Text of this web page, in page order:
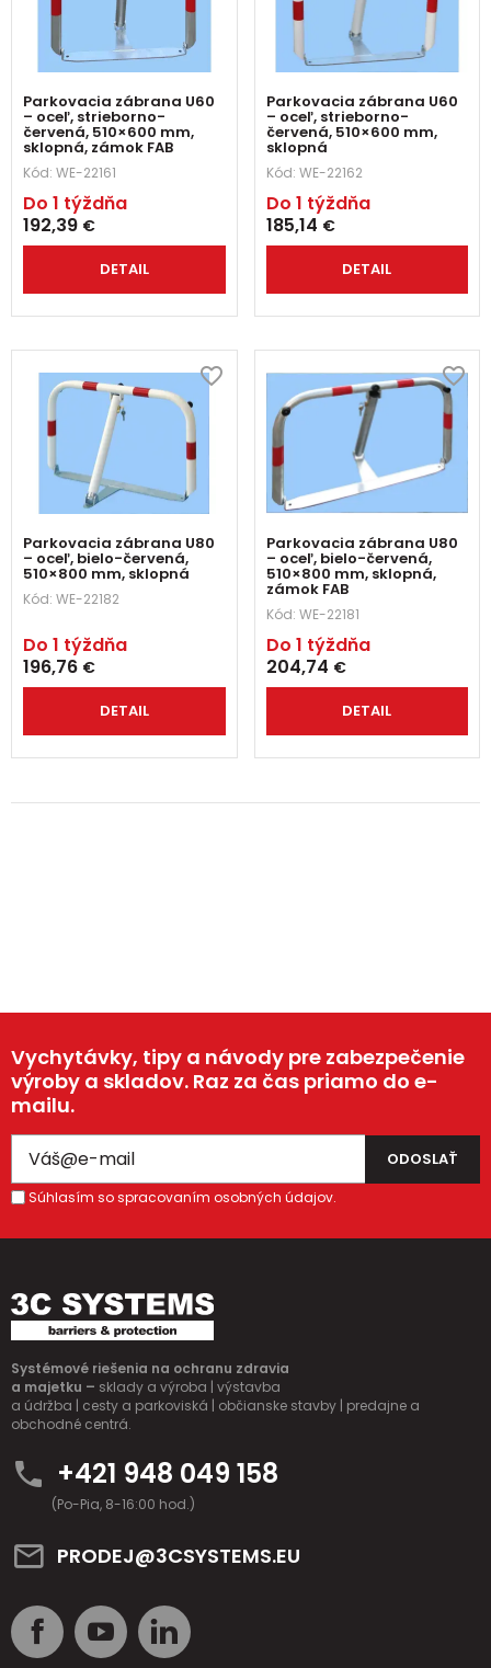
Parkovacia zábrana U60
– oceľ, strieborno-
červená, 510×600 mm,
sklopná, zámok FAB
Kód: WE-22161
Do 1 týždňa
192,39 €
DETAIL
Parkovacia zábrana U60
– oceľ, strieborno-
červená, 510×600 mm,
sklopná
Kód: WE-22162
Do 1 týždňa
185,14 €
DETAIL
Parkovacia zábrana U80
– oceľ, bielo-červená,
510×800 mm, sklopná
Kód: WE-22182
Do 1 týždňa
196,76 €
DETAIL
Parkovacia zábrana U80
– oceľ, bielo-červená,
510×800 mm, sklopná,
zámok FAB
Kód: WE-22181
Do 1 týždňa
204,74 €
DETAIL
Vychytávky, tipy a návody pre zabezpečenie
výroby a skladov. Raz za čas priamo do e-
mailu.
Súhlasím so spracovaním osobných údajov.
Systémové riešenia na ochranu zdravia
a majetku – sklady a výroba | výstavba
a údržba | cesty a parkoviská | občianske stavby | predajne a
obchodné centrá.
+421 948 049 158
(Po-Pia, 8-16:00 hod.)
PRODEJ@3CSYSTEMS.EU